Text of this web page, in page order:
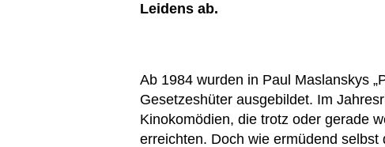
Leidens ab.
Ab 1984 wurden in Paul Maslanskys
Gesetzeshüter ausgebildet. Im
Kinokomödien, die trotz oder gerade
erreichten. Doch wie ermüdend